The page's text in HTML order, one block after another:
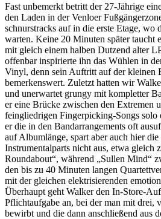
Fast unbemerkt betritt der 27-Jährige
den Laden in der Venloer
schnurstracks auf in die erste Etage, wo
warten. Keine 20 Minuten später taucht
mit gleich einem halben Dutzend alter
offenbar inspirierte ihn das Wühlen in
Vinyl, denn sein Auftritt auf der kleinen
bemerkenswert. Zuletzt hatten wir
und unerwartet grungy mit kompletter
er eine Brücke zwischen den Extremen
feingliedrigen Fingerpicking-Songs solo
er die in den Bandarrangements oft
auf Albumlänge, spart aber auch hier die
Instrumentalparts nicht aus, etwa gleich
Roundabout“, während „Sullen Mind“
den bis zu 40 Minuten langen
mit der gleichen elektrisierenden
Überhaupt geht Walker den In-Store-
Pflichtaufgabe an, bei der man mit drei,
bewirbt und die dann anschließend aus